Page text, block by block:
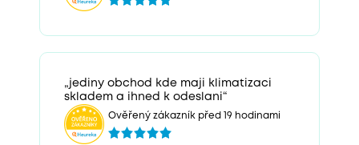
„jediny obchod kde maji klimatizaci
skladem a ihned k odeslani“
Ověřený zákazník před 19 hodinami